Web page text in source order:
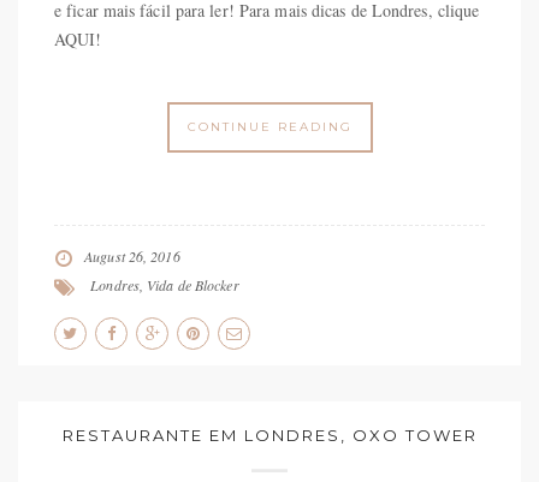
e ficar mais fácil para ler! Para mais dicas de Londres, clique
AQUI!
CONTINUE READING
August 26, 2016
Londres, Vida de Blocker
RESTAURANTE EM LONDRES, OXO TOWER